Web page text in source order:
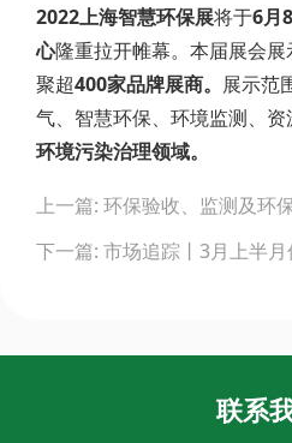
2022上海智慧环保展将于6月
心隆重拉开帷幕。本届展会展
聚超400家品牌展商。 展示范
气、智慧环保、环境监测、
环境污染治理领域。
navigation
上一篇: 环保验收、监测及环
联系